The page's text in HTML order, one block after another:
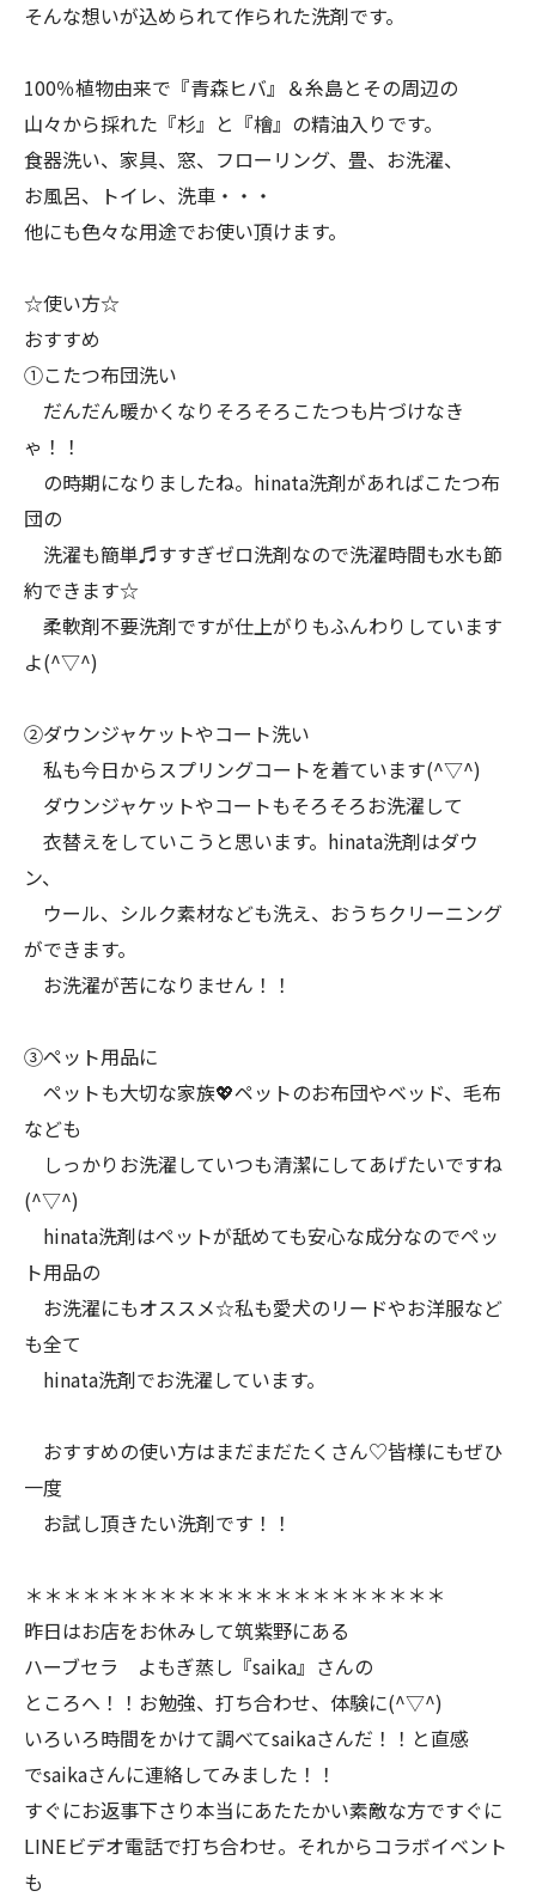
そんな想いが込められて作られた洗剤です。
100％植物由来で『青森ヒバ』＆糸島とその周辺の
山々から採れた『杉』と『檜』の精油入りです。
食器洗い、家具、窓、フローリング、畳、お洗濯、
お風呂、トイレ、洗車・・・
他にも色々な用途でお使い頂けます。
☆使い方☆
おすすめ
➀こたつ布団洗い
だんだん暖かくなりそろそろこたつも片づけなき
ゃ！！
の時期になりましたね。hinata洗剤があればこたつ布
団の
洗濯も簡単♬すすぎゼロ洗剤なので洗濯時間も水も節
約できます☆
柔軟剤不要洗剤ですが仕上がりもふんわりしています
よ(^▽^)
②ダウンジャケットやコート洗い
私も今日からスプリングコートを着ています(^▽^)
ダウンジャケットやコートもそろそろお洗濯して
衣替えをしていこうと思います。hinata洗剤はダウ
ン、
ウール、シルク素材なども洗え、おうちクリーニング
ができます。
お洗濯が苦になりません！！
③ペット用品に
ペットも大切な家族💖ペットのお布団やベッド、毛布
なども
しっかりお洗濯していつも清潔にしてあげたいですね
(^▽^)
hinata洗剤はペットが舐めても安心な成分なのでペッ
ト用品の
お洗濯にもオススメ☆私も愛犬のリードやお洋服など
も全て
hinata洗剤でお洗濯しています。
おすすめの使い方はまだまだたくさん♡皆様にもぜひ
一度
お試し頂きたい洗剤です！！
＊＊＊＊＊＊＊＊＊＊＊＊＊＊＊＊＊＊＊＊＊＊
昨日はお店をお休みして筑紫野にある
ハーブセラ よもぎ蒸し『saika』さんの
ところへ！！お勉強、打ち合わせ、体験に(^▽^)
いろいろ時間をかけて調べてsaikaさんだ！！と直感
でsaikaさんに連絡してみました！！
すぐにお返事下さり本当にあたたかい素敵な方ですぐに
LINEビデオ電話で打ち合わせ。それからコラボイベント
も